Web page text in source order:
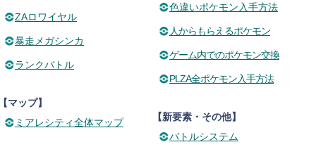
ZAロワイヤル
暴走メガシンカ
ランクバトル
マップ】
ミアレシティ全体マップ
色違いポケモン入手方法
人からもらえるポケモン
ゲーム内でのポケモン交換
PLZA全ポケモン入手方法
【新要素・その他】
バトルシステム